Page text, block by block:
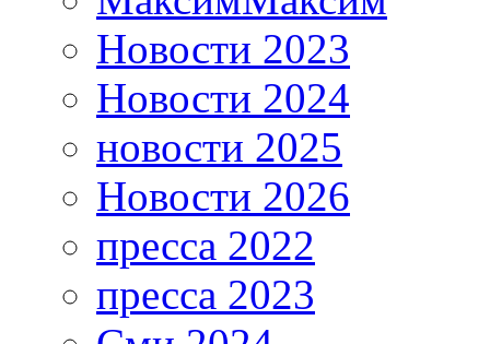
Новости 2023
Новости 2024
новости 2025
Новости 2026
пресса 2022
пресса 2023